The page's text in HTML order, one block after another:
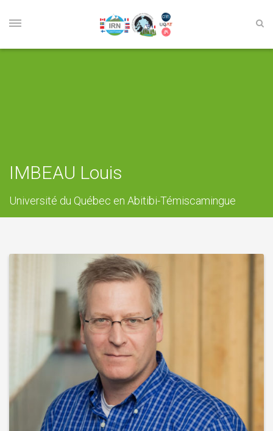
IMBEAU Louis
Université du Québec en Abitibi-Témiscamingue